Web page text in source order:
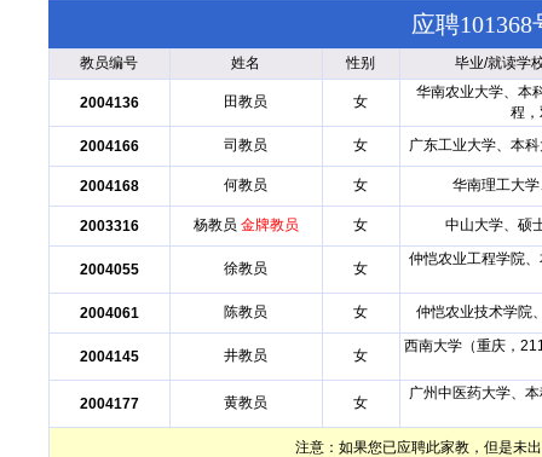
应聘
教员编号 姓名 性别 毕业/就读学
2004136 田教员 女
华南农业大学、本
程
2004166
司教员 女 广东工业大学、本
2004168 何教员 女 华南理工大
2003316 杨教员 金牌教员 女 中山大学、硕
2004055 徐教员 女
仲恺农业工程学院
2004061 陈教员 女 仲恺农业技术学院
2004145 井教员 女
西南大学（重庆，
2004177 黄教员 女
广州中医药大学、
注意：如果您已应聘此家教，但是未